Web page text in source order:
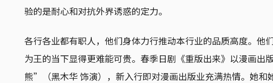
验的是耐心和对抗外界诱惑的定力。
各行各业都有职人，他们身体力行推动本行业的品质高度。他
为王的当下显得更难能可贵。春季日剧《重版出来》以漫画
熊”（黑木华 饰演），新入行即对漫画出版业充满热情。她和